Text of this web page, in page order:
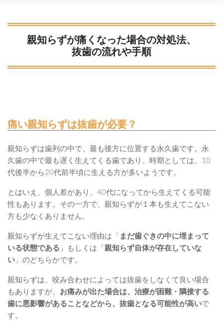
親知らずが痛くなった場合の対処法、
抜歯の流れや手順
痛い親知らずは抜歯が必要？
親知らずは歯列の中で、最も後方に位置する永久歯です。永
久歯の中で最も遅く生えてくる歯であり、時期としては、10
代後半から20代前半頃に生える方が多いようです。
とはいえ、個人差があり、40代になってから生えてくる可能
性もあります。その一方で、親知らずが１本も生えてこない
方も少なくありません。
親知らずが生えてこない理由は「 まだ歯ぐきの中に埋まって
いる状態である 」もしくは「 親知らず自体が存在していな
い 」のどちらかです。
親知らずは、咬み合わせによっては抜歯をしなくて良い場合
もありますが、 お痛みが出た場合は、治療が困難・隣接する
歯に悪影響があることなどから、抜歯となる可能性が高いで
す。